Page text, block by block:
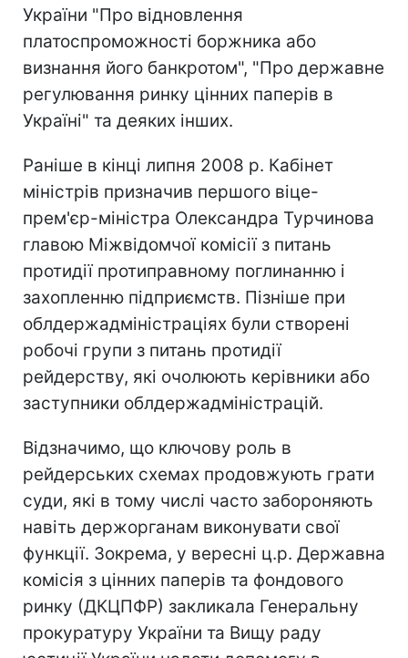
України "Про відновлення
платоспроможності боржника або
визнання його банкротом", "Про державне
регулювання ринку цінних паперів в
Україні" та деяких інших.
Раніше в кінці липня 2008 р. Кабінет
міністрів призначив першого віце-
прем'єр-міністра Олександра Турчинова
главою Міжвідомчої комісії з питань
протидії протиправному поглинанню і
захопленню підприємств. Пізніше при
облдержадміністраціях були створені
робочі групи з питань протидії
рейдерству, які очолюють керівники або
заступники облдержадміністрацій.
Відзначимо, що ключову роль в
рейдерських схемах продовжують грати
суди, які в тому числі часто забороняють
навіть держорганам виконувати свої
функції. Зокрема, у вересні ц.р. Державна
комісія з цінних паперів та фондового
ринку (ДКЦПФР) закликала Генеральну
прокуратуру України та Вищу раду